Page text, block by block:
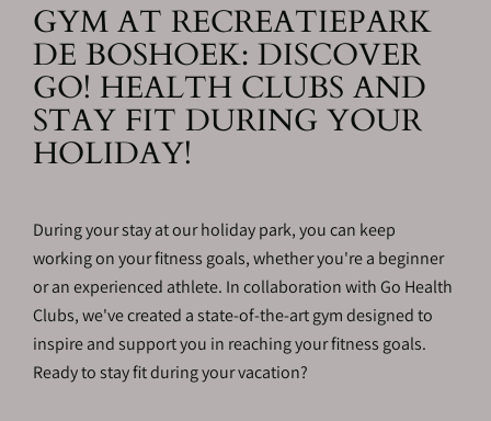
GYM AT RECREATIEPARK
DE BOSHOEK: DISCOVER
GO! HEALTH CLUBS AND
STAY FIT DURING YOUR
HOLIDAY!
During your stay at our holiday park, you can keep
working on your fitness goals, whether you're a beginner
or an experienced athlete. In collaboration with Go Health
Clubs, we've created a state-of-the-art gym designed to
inspire and support you in reaching your fitness goals.
Ready to stay fit during your vacation?